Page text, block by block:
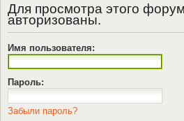
Для просмотра этого
авторизованы.
Имя пользователя:
Пароль:
Забыли пароль?